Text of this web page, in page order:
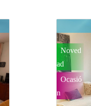
Noved
ad
Ocasió
n